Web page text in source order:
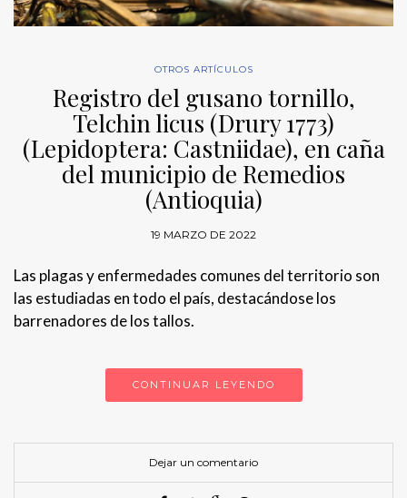
OTROS ARTÍCULOS
Registro del gusano tornillo,
Telchin licus (Drury 1773)
(Lepidoptera: Castniidae), en caña
del municipio de Remedios
(Antioquia)
19 MARZO DE 2022
Las plagas y enfermedades comunes del territorio son
las estudiadas en todo el país, destacándose los
barrenadores de los tallos.
CONTINUAR LEYENDO
Dejar un comentario